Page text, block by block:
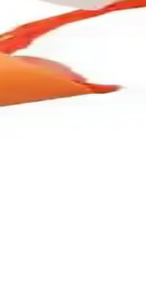
tasarımıyla
Kulaklık
ve kullanımı
endüstriyel